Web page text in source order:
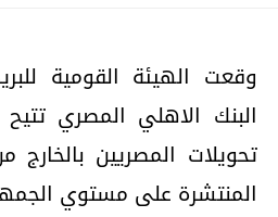
وقعت الهيئة القومية
البنك الاهلي المصري
تحويلات المصريين بالخارج
المنتشرة على مستوي